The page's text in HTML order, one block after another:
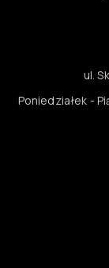
ul.
Poniedziałek -